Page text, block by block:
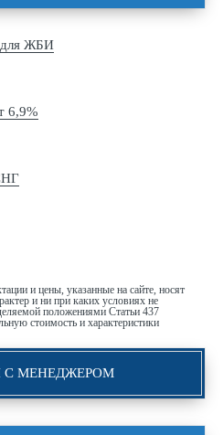
ЖБИ
6,9%
и цены, указанные на сайте, носят
и ни при каких условиях не
положениями Статьи 437
стоимость и характеристики
С МЕНЕДЖЕРОМ